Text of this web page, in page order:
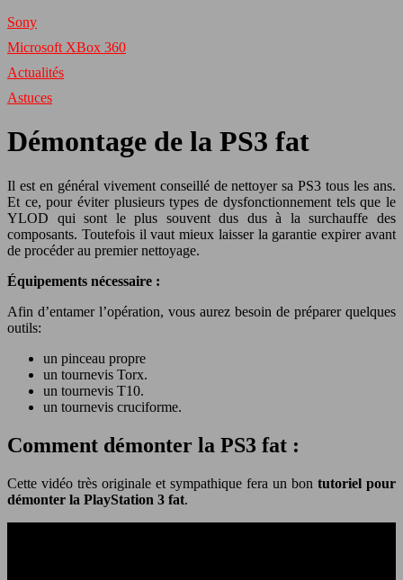
Sony
Microsoft XBox 360
Actualités
Astuces
Démontage de la PS3 fat
Il est en général vivement conseillé de nettoyer sa PS3 tous les ans.
Et ce, pour éviter plusieurs types de dysfonctionnement tels que le
YLOD qui sont le plus souvent dus dus à la surchauffe des
composants. Toutefois il vaut mieux laisser la garantie expirer avant
de procéder au premier nettoyage.
Équipements nécessaire :
Afin d’entamer l’opération, vous aurez besoin de préparer quelques
outils:
un pinceau propre
un tournevis Torx.
un tournevis T10.
un tournevis cruciforme.
Comment démonter la PS3 fat :
Cette vidéo très originale et sympathique fera un bon tutoriel pour
démonter la PlayStation 3 fat.